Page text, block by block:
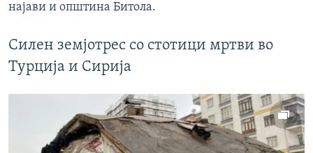
најави и општина Битола.
Силен земјотрес со стотици мртви во
Турција и Сирија